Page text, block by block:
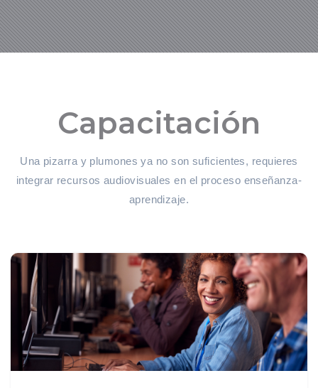
Capacitación
Una pizarra y plumones ya no son suficientes, requieres
integrar recursos audiovisuales en el proceso enseñanza-
aprendizaje.